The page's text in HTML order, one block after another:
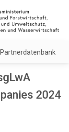
Partnerdatenbank
2024